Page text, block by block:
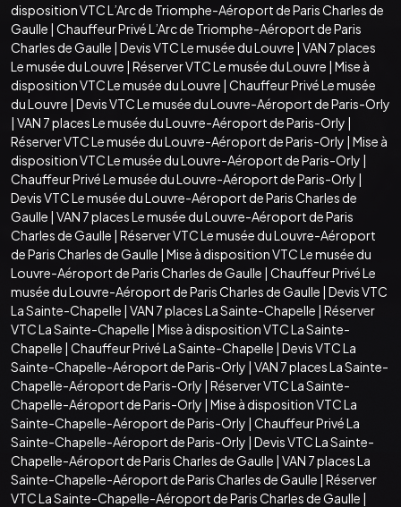
disposition VTC L’Arc de Triomphe-Aéroport de Paris Charles de
Gaulle | Chauffeur Privé L’Arc de Triomphe-Aéroport de Paris
Charles de Gaulle | Devis VTC Le musée du Louvre | VAN 7 places
Le musée du Louvre | Réserver VTC Le musée du Louvre | Mise à
disposition VTC Le musée du Louvre | Chauffeur Privé Le musée
du Louvre | Devis VTC Le musée du Louvre-Aéroport de Paris-Orly
| VAN 7 places Le musée du Louvre-Aéroport de Paris-Orly |
Réserver VTC Le musée du Louvre-Aéroport de Paris-Orly | Mise à
disposition VTC Le musée du Louvre-Aéroport de Paris-Orly |
Chauffeur Privé Le musée du Louvre-Aéroport de Paris-Orly |
Devis VTC Le musée du Louvre-Aéroport de Paris Charles de
Gaulle | VAN 7 places Le musée du Louvre-Aéroport de Paris
Charles de Gaulle | Réserver VTC Le musée du Louvre-Aéroport
de Paris Charles de Gaulle | Mise à disposition VTC Le musée du
Louvre-Aéroport de Paris Charles de Gaulle | Chauffeur Privé Le
musée du Louvre-Aéroport de Paris Charles de Gaulle | Devis VTC
La Sainte-Chapelle | VAN 7 places La Sainte-Chapelle | Réserver
VTC La Sainte-Chapelle | Mise à disposition VTC La Sainte-
Chapelle | Chauffeur Privé La Sainte-Chapelle | Devis VTC La
Sainte-Chapelle-Aéroport de Paris-Orly | VAN 7 places La Sainte-
Chapelle-Aéroport de Paris-Orly | Réserver VTC La Sainte-
Chapelle-Aéroport de Paris-Orly | Mise à disposition VTC La
Sainte-Chapelle-Aéroport de Paris-Orly | Chauffeur Privé La
Sainte-Chapelle-Aéroport de Paris-Orly | Devis VTC La Sainte-
Chapelle-Aéroport de Paris Charles de Gaulle | VAN 7 places La
Sainte-Chapelle-Aéroport de Paris Charles de Gaulle | Réserver
VTC La Sainte-Chapelle-Aéroport de Paris Charles de Gaulle |